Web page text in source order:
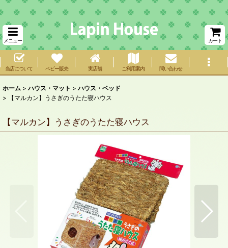
メニュー カート
当店について ベビー販売 実店舗 ご利用案内 問い合わせ
ホーム > ハウス・マット > ハウス・ベッド
>
【マルカン】うさぎのうたた寝ハウス
【マルカン】うさぎのうたた寝ハウス